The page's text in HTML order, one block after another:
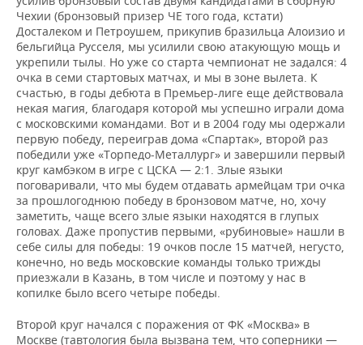
Чехии (бронзовый призер ЧЕ того года, кстати)
Досталеком и Петроушем, прикупив бразильца Алоизио и
бельгийца Русселя, мы усилили свою атакующую мощь и
укрепили тылы. Но уже со старта чемпионат не задался: 4
очка в семи стартовых матчах, и мы в зоне вылета. К
счастью, в годы дебюта в Премьер-лиге еще действовала
некая магия, благодаря которой мы успешно играли дома
с московскими командами. Вот и в 2004 году мы одержали
первую победу, переиграв дома «Спартак», второй раз
победили уже «Торпедо-Металлург» и завершили первый
круг камбэком в игре с ЦСКА — 2:1. Злые языки
поговаривали, что мы будем отдавать армейцам три очка
за прошлогоднюю победу в бронзовом матче, но, хочу
заметить, чаще всего злые языки находятся в глупых
головах. Даже пропустив первыми, «рубиновые» нашли в
себе силы для победы: 19 очков после 15 матчей, негусто,
конечно, но ведь московские команды только трижды
приезжали в Казань, в том числе и поэтому у нас в
копилке было всего четыре победы.
Второй круг начался с поражения от ФК «Москва» в
Москве (тавтология была вызвана тем, что соперники —